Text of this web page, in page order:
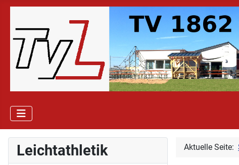
Leichtathletik Aktuelle Seite: